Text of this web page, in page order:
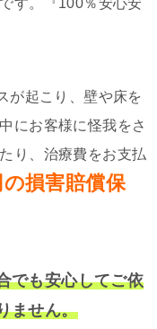
が起こり、壁や床を
にお客様に怪我をさ
り、治療費をお支払
の損害賠償保
でも安心してご依
ません。